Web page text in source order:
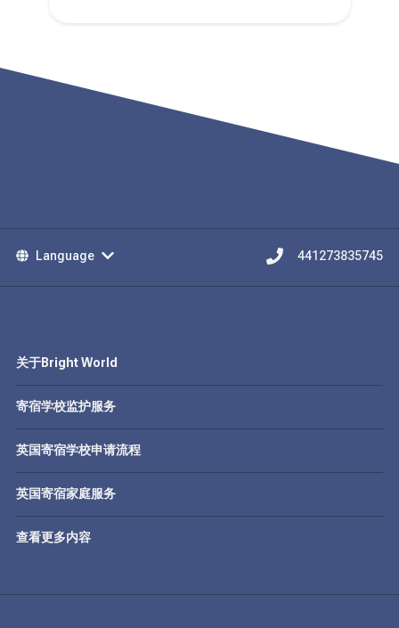
Language 441273835745
关于Bright World
寄宿学校监护服务
英国寄宿学校申请流程
英国寄宿家庭服务
查看更多内容